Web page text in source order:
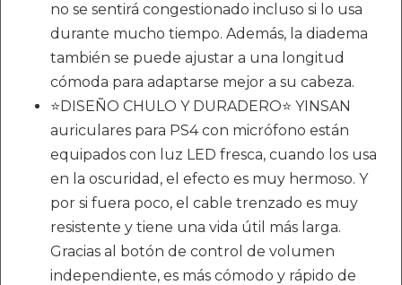
no se sentirá congestionado incluso si lo usa
durante mucho tiempo. Además, la diadema
también se puede ajustar a una longitud
cómoda para adaptarse mejor a su cabeza.
⭐DISEÑO CHULO Y DURADERO⭐ YINSAN
auriculares para PS4 con micrófono están
equipados con luz LED fresca, cuando los usa
en la oscuridad, el efecto es muy hermoso. Y
por si fuera poco, el cable trenzado es muy
resistente y tiene una vida útil más larga.
Gracias al botón de control de volumen
independiente, es más cómodo y rápido de